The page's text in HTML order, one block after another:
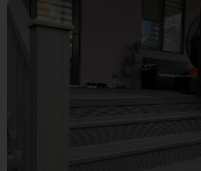
Древесно-полимерный композит это